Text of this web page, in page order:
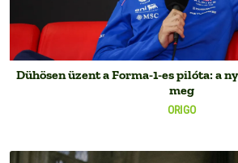
ORIGO
Dühösen üzent a Forma-1-es pilóta: a
meg